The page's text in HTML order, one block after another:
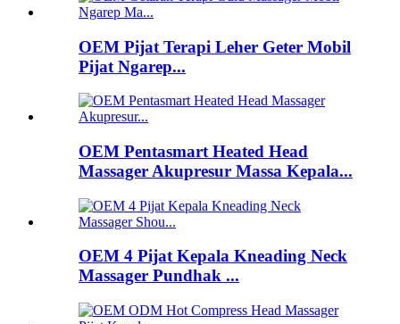
OEM Pijat Terapi Leher Geter Mobil
Pijat Ngarep...
OEM Pentasmart Heated Head
Massager Akupresur Massa Kepala...
OEM 4 Pijat Kepala Kneading Neck
Massager Pundhak ...